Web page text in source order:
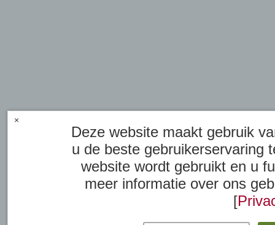
Deze website maakt gebruik
u de beste gebruikerservaring
website wordt gebruikt en u
meer informatie over ons
[
×